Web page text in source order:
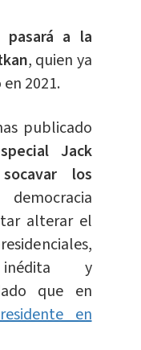
pasará a la
, quien ya
2021.
publicado
Jack
los
alterar el
y
que en
en